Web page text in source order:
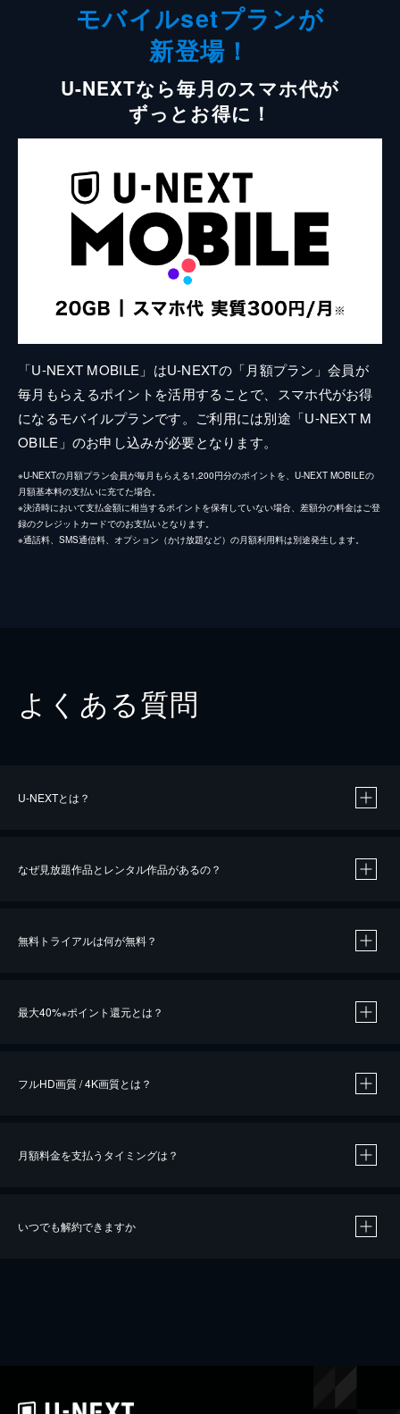
モバイルsetプランが
新登場！
U-NEXTなら毎月のスマホ代が
ずっとお得に！
「U-NEXT MOBILE」はU-NEXTの「月額プラン」会員が
毎月もらえるポイントを活用することで、スマホ代がお得
になるモバイルプランです。ご利用には別途「U-NEXT M
OBILE」のお申し込みが必要となります。
※U-NEXTの月額プラン会員が毎月もらえる1,200円分のポイントを、U-NEXT MOBILEの
月額基本料の支払いに充てた場合。
※決済時において支払金額に相当するポイントを保有していない場合、差額分の料金はご登
録のクレジットカードでのお支払いとなります。
※通話料、SMS通信料、オプション（かけ放題など）の月額利用料は別途発生します。
よくある質問
U-NEXTとは？
なぜ見放題作品とレンタル作品があるの？
無料トライアルは何が無料？
最大40%※ポイント還元とは？
※40％ポイント還元の対象は、クレジットカード決済による作品の購入 / レンタルです。
iOSアプリのUコイン決済による作品の購入 / レンタルは、20％のポイント還元です。
フルHD画質 / 4K画質とは？
月額料金を支払うタイミングは？
いつでも解約できますか